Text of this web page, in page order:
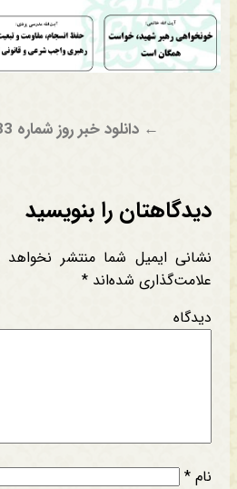
← دانلود خبر روز شماره 6883 از
دیدگاهتان را بنویسید
نشانی ایمیل شما منتشر
علامت‌گذاری شده‌اند *
نام *